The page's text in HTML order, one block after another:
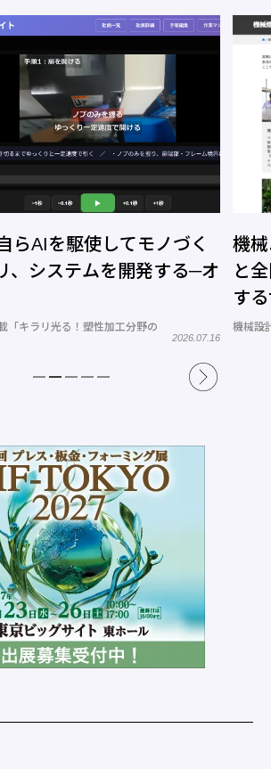
AIを駆使してモノづく
、システムを開発する─オ
キラリ光る！塑性加工分野の
2026.07.16
機
と
す
ト
機械設